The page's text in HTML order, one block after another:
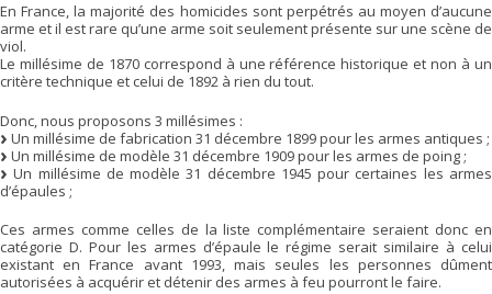
En France, la majorité des homicides sont perpétrés au moyen d’aucune
arme et il est rare qu’une arme soit seulement présente sur une scène de
viol.
Le millésime de 1870 correspond à une référence historique et non à un
critère technique et celui de 1892 à rien du tout.
Donc, nous proposons 3 millésimes :
Un millésime de fabrication 31 décembre 1899 pour les armes antiques ;
Un millésime de modèle 31 décembre 1909 pour les armes de poing ;
Un millésime de modèle 31 décembre 1945 pour certaines les armes
d’épaules ;
Ces armes comme celles de la liste complémentaire seraient donc en
catégorie D. Pour les armes d’épaule le régime serait similaire à celui
existant en France avant 1993, mais seules les personnes dûment
autorisées à acquérir et détenir des armes à feu pourront le faire.